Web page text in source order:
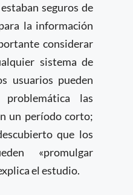
seguros de
la información
considerar
sistema de
usuarios pueden
las
un período corto;
que los
«promulgar
el estudio.